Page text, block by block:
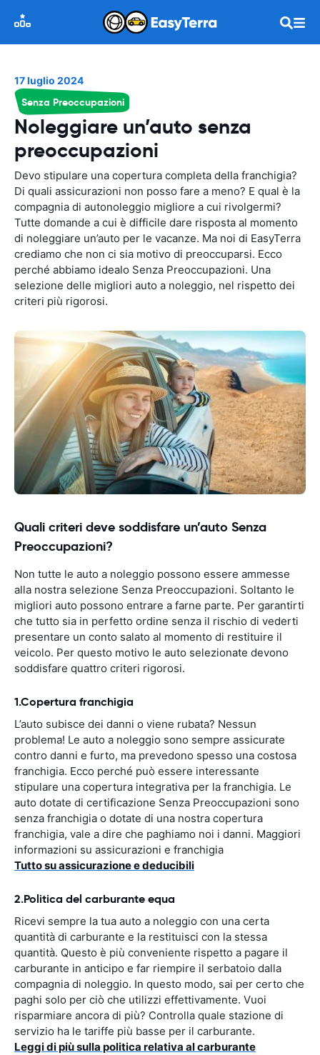
17 luglio 2024
Senza Preoccupazioni
Noleggiare un’auto senza
preoccupazioni
Devo stipulare una copertura completa della franchigia?
Di quali assicurazioni non posso fare a meno? E qual è la
compagnia di autonoleggio migliore a cui rivolgermi?
Tutte domande a cui è difficile dare risposta al momento
di noleggiare un’auto per le vacanze. Ma noi di EasyTerra
crediamo che non ci sia motivo di preoccuparsi. Ecco
perché abbiamo idealo Senza Preoccupazioni. Una
selezione delle migliori auto a noleggio, nel rispetto dei
criteri più rigorosi.
Quali criteri deve soddisfare un’auto Senza
Preoccupazioni?
Non tutte le auto a noleggio possono essere ammesse
alla nostra selezione Senza Preoccupazioni. Soltanto le
migliori auto possono entrare a farne parte. Per garantirti
che tutto sia in perfetto ordine senza il rischio di vederti
presentare un conto salato al momento di restituire il
veicolo. Per questo motivo le auto selezionate devono
soddisfare quattro criteri rigorosi.
1.Copertura franchigia
L’auto subisce dei danni o viene rubata? Nessun
problema! Le auto a noleggio sono sempre assicurate
contro danni e furto, ma prevedono spesso una costosa
franchigia. Ecco perché può essere interessante
stipulare una copertura integrativa per la franchigia. Le
auto dotate di certificazione Senza Preoccupazioni sono
senza franchigia o dotate di una nostra copertura
franchigia, vale a dire che paghiamo noi i danni. Maggiori
informazioni su assicurazioni e franchigia
Tutto su assicurazione e deducibili
2.Politica del carburante equa
Ricevi sempre la tua auto a noleggio con una certa
quantità di carburante e la restituisci con la stessa
quantità. Questo è più conveniente rispetto a pagare il
carburante in anticipo e far riempire il serbatoio dalla
compagnia di noleggio. In questo modo, sai per certo che
paghi solo per ciò che utilizzi effettivamente. Vuoi
risparmiare ancora di più? Controlla quale stazione di
servizio ha le tariffe più basse per il carburante.
Leggi di più sulla politica relativa al carburante